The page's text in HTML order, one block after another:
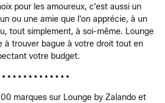
pour les amoureux, c'est aussi un
ou une amie que l'on apprécie, à un
tout simplement, à soi-même. Lounge
à trouver bague à votre droit tout en
votre budget.
• • • • • • • • • • • • •
marques sur Lounge by Zalando et